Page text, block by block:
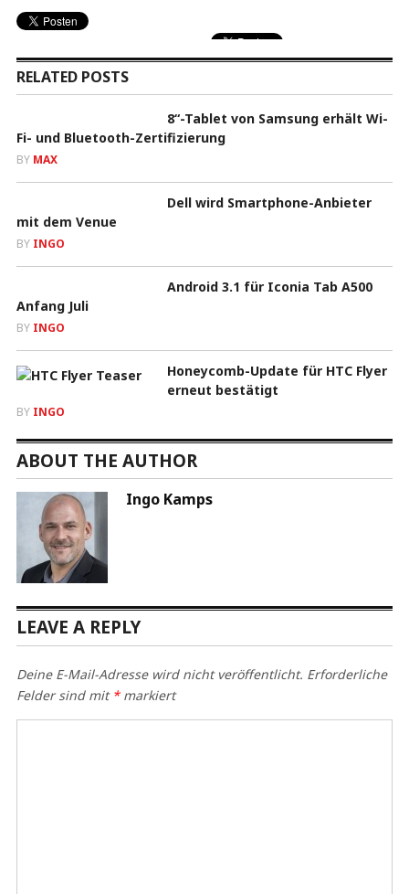
RELATED POSTS
8“-Tablet von Samsung erhält Wi-
Fi- und Bluetooth-Zertifizierung
BY MAX
Dell wird Smartphone-Anbieter
mit dem Venue
BY INGO
Android 3.1 für Iconia Tab A500
Anfang Juli
BY INGO
Honeycomb-Update für HTC Flyer
erneut bestätigt
BY INGO
ABOUT THE AUTHOR
Ingo Kamps
LEAVE A REPLY
Deine E-Mail-Adresse wird nicht veröffentlicht. Erforderliche
Felder sind mit *markiert